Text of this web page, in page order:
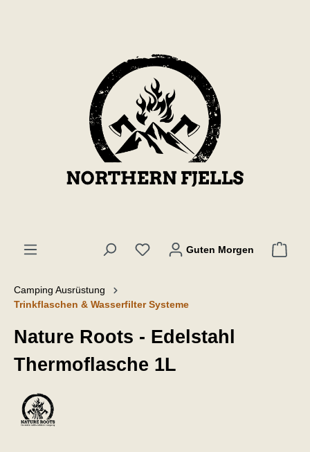
Guten Morgen
Camping Ausrüstung
Trinkflaschen & Wasserfilter Systeme
Nature Roots - Edelstahl
Thermoflasche 1L